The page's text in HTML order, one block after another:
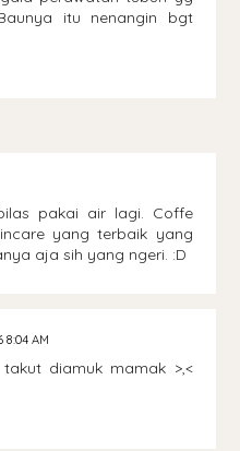
itu nenangin bgt
pakai air lagi. Coffe
yang terbaik yang
aja sih yang ngeri. :D
8:04 AM
diamuk mamak >,<